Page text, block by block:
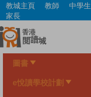
Skip
main
content
教城主頁 教師 中學生
家長
圖書
e悅讀學校計劃